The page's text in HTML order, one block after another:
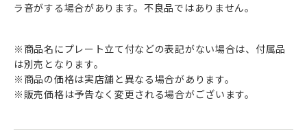
ラ音がする場合があります。不良品ではありません。
※商品名にプレート立て付などの表記がない場合は、付属品
は別売となります。
※商品の価格は実店舗と異なる場合があります。
※販売価格は予告なく変更される場合がございます。